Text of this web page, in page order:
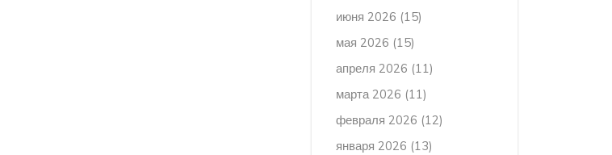
июня 2026 (15)
мая 2026 (15)
апреля 2026 (11)
марта 2026 (11)
февраля 2026 (12)
января 2026 (13)